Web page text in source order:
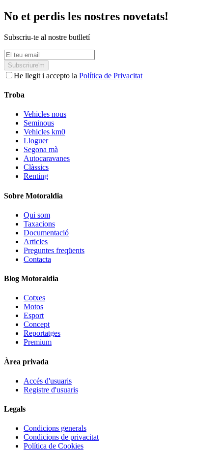
No et perdis les nostres novetats!
Subscriu-te al nostre butlletí
Subscriure'm
He llegit i accepto la Política de Privacitat
Troba
Vehicles nous
Seminous
Vehicles km0
Lloguer
Segona mà
Autocaravanes
Clàssics
Renting
Sobre Motoraldia
Qui som
Taxacions
Documentació
Articles
Preguntes freqüents
Contacta
Blog Motoraldia
Cotxes
Motos
Esport
Concept
Reportatges
Premium
Àrea privada
Accés d'usuaris
Registre d'usuaris
Legals
Condicions generals
Condicions de privacitat
Política de Cookies